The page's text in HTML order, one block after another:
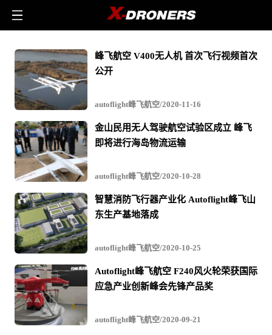
autoflight
峰
飞
航
空
-
相
关
无
人
机
文
章
与
视
频
峰飞航空 V400无人机 首次飞行视频首次
公开
autoflight峰飞航空/2020-11-16
金山民用无人驾驶航空试验区成立 峰飞
即将进行海岛物流运输
autoflight峰飞航空/2020-10-28
智慧消防飞行器产业化 Autoflight峰飞山
东生产基地落成
autoflight峰飞航空/2020-10-25
Autoflight峰飞航空 F240风火轮荣获国际
应急产业创新峰会先锋产品奖
autoflight峰飞航空/2020-09-21